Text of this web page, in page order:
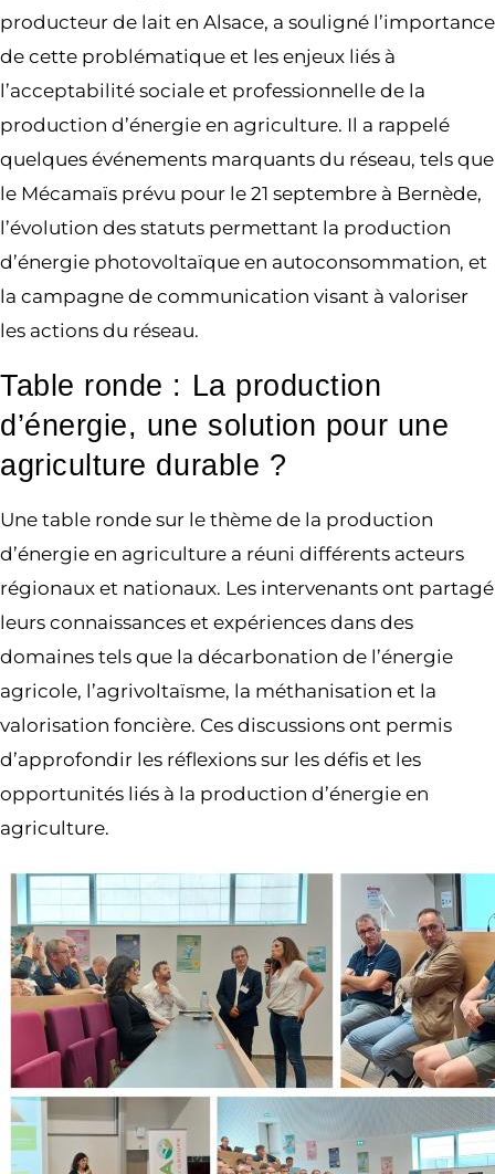
producteur de lait en Alsace, a souligné l’importance
de cette problématique et les enjeux liés à
l’acceptabilité sociale et professionnelle de la
production d’énergie en agriculture. Il a rappelé
quelques événements marquants du réseau, tels que
le Mécamaïs prévu pour le 21 septembre à Bernède,
l’évolution des statuts permettant la production
d’énergie photovoltaïque en autoconsommation, et
la campagne de communication visant à valoriser
les actions du réseau.
Table ronde : La production
d’énergie, une solution pour une
agriculture durable ?
Une table ronde sur le thème de la production
d’énergie en agriculture a réuni différents acteurs
régionaux et nationaux. Les intervenants ont partagé
leurs connaissances et expériences dans des
domaines tels que la décarbonation de l’énergie
agricole, l’agrivoltaïsme, la méthanisation et la
valorisation foncière. Ces discussions ont permis
d’approfondir les réflexions sur les défis et les
opportunités liés à la production d’énergie en
agriculture.